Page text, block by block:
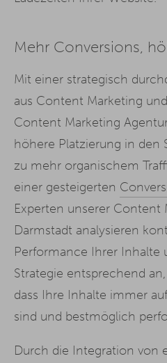
Mehr Conversions,
Mit einer strategisch
aus Content Marketing
Content Marketing
höhere Platzierung in den
zu mehr organischem
einer gesteigerten
Experten unserer Content
Darmstadt analysieren
Performance Ihrer Inhalte
Strategie entsprechend
dass Ihre Inhalte immer
sind und bestmöglich
Durch die Integration von